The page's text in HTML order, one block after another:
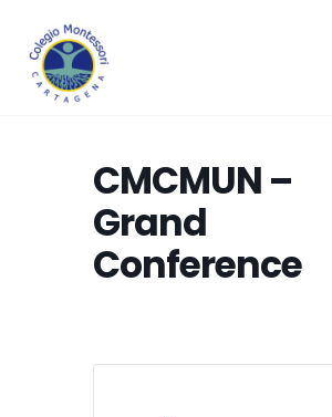
CMCMUN –
Grand
Conference